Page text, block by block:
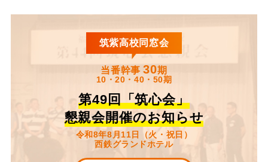
筑紫高校同窓会
当番幹事30期
10・20・40・50期
第49回「筑心会」
懇親会開催のお知らせ
令和8年8月11日（火・祝日）
西鉄グランドホテル